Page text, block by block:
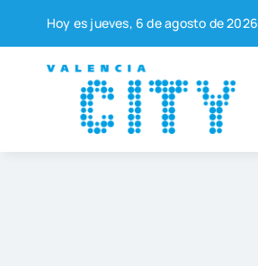
contenido
Hoy es jue­ves, 6 de agos­to de 2026